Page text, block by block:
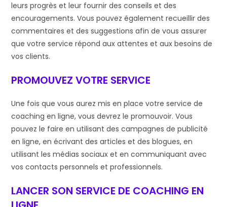
leurs progrès et leur fournir des conseils et des
encouragements. Vous pouvez également recueillir des
commentaires et des suggestions afin de vous assurer
que votre service répond aux attentes et aux besoins de
vos clients.
PROMOUVEZ VOTRE SERVICE
Une fois que vous aurez mis en place votre service de
coaching en ligne, vous devrez le promouvoir. Vous
pouvez le faire en utilisant des campagnes de publicité
en ligne, en écrivant des articles et des blogues, en
utilisant les médias sociaux et en communiquant avec
vos contacts personnels et professionnels.
LANCER SON SERVICE DE COACHING EN